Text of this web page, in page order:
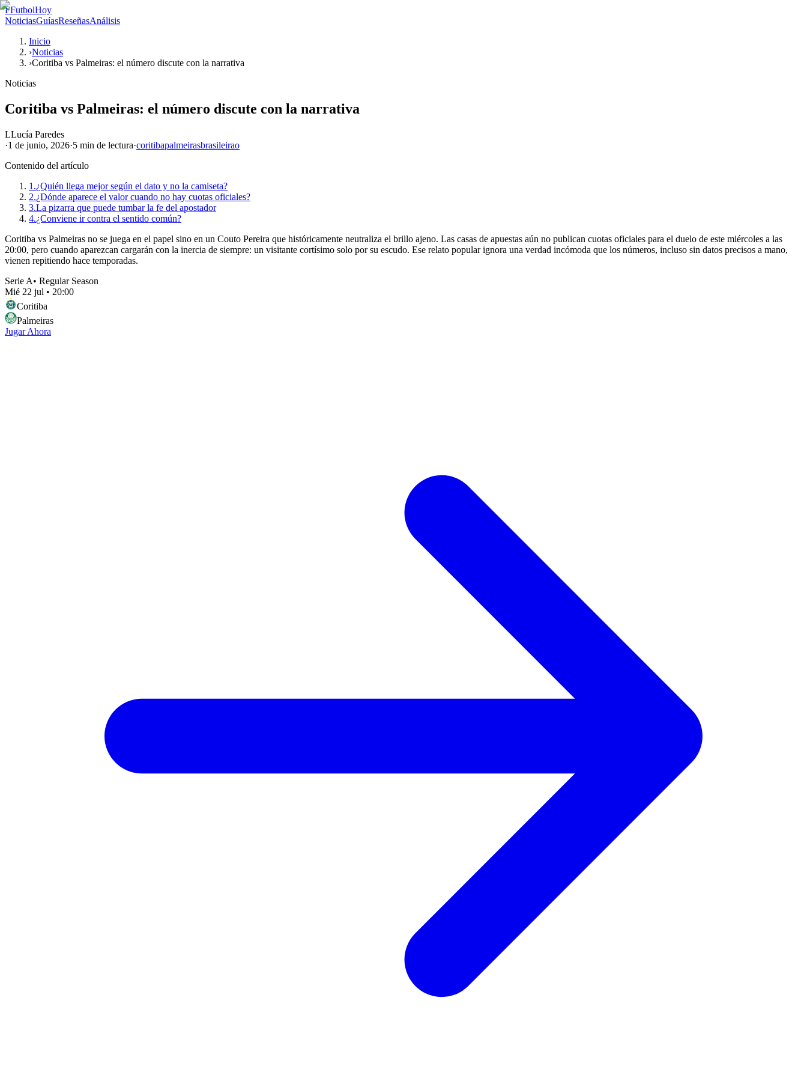
FFutbolHoy
NoticiasGuíasReseñasAnálisis
Inicio
›Noticias
›Coritiba vs Palmeiras: el número discute con la narrativa
Noticias
Coritiba vs Palmeiras: el número discute con la narrativa
LLucía Paredes
·1 de junio, 2026·5 min de lectura·coritibapalmeirasbrasileirao
Contenido del artículo
1.¿Quién llega mejor según el dato y no la camiseta?
2.¿Dónde aparece el valor cuando no hay cuotas oficiales?
3.La pizarra que puede tumbar la fe del apostador
4.¿Conviene ir contra el sentido común?
Coritiba vs Palmeiras no se juega en el papel sino en un Couto Pereira que históricamente neutraliza el brillo ajeno. Las casas de apuestas aún no publican cuotas oficiales para el duelo de este miércoles a las
20:00, pero cuando aparezcan cargarán con la inercia de siempre: un visitante cortísimo solo por su escudo. Ese relato popular ignora una verdad incómoda que los números, incluso sin datos precisos a mano,
vienen repitiendo hace temporadas.
Serie A• Regular Season
Mié 22 jul • 20:00
Coritiba
Palmeiras
Jugar Ahora